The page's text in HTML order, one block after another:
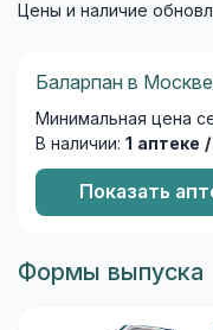
Цены и наличие
Баларпан в
Минимальная цена
В наличии: 1 аптеке
Показать
Формы выпуска